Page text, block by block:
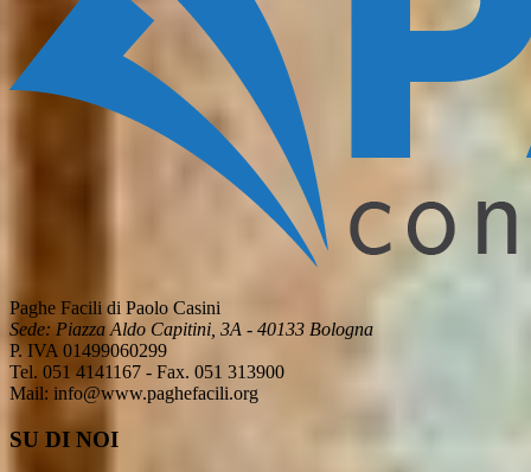
Paghe Facili di Paolo Casini
Sede: Piazza Aldo Capitini, 3A - 40133 Bologna
P. IVA 01499060299
Tel. 051 4141167 - Fax. 051 313900
Mail: info@www.paghefacili.org
SU DI NOI